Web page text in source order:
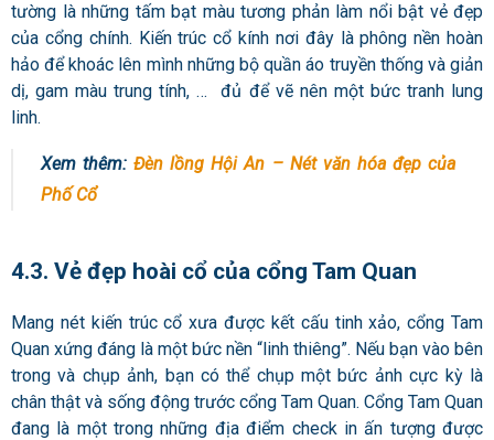
tường là những tấm bạt màu tương phản làm nổi bật vẻ đẹp
của cổng chính. Kiến trúc cổ kính nơi đây là phông nền hoàn
hảo để khoác lên mình những bộ quần áo truyền thống và giản
dị, gam màu trung tính, … đủ để vẽ nên một bức tranh lung
linh.
Xem thêm:Đèn lồng Hội An – Nét văn hóa đẹp của
Phố Cổ
4.3. Vẻ đẹp hoài cổ của cổng Tam Quan
Mang nét kiến ​​trúc cổ xưa được kết cấu tinh xảo, cổng Tam
Quan xứng đáng là một bức nền “linh thiêng”. Nếu bạn vào bên
trong và chụp ảnh, bạn có thể chụp một bức ảnh cực kỳ là
chân thật và sống động trước cổng Tam Quan. Cổng Tam Quan
đang là một trong những địa điểm check in ấn tượng được